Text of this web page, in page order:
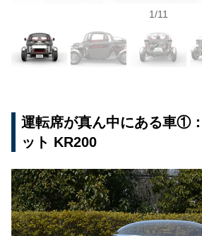
1/11
運転席が真ん中にある車①
ット KR200